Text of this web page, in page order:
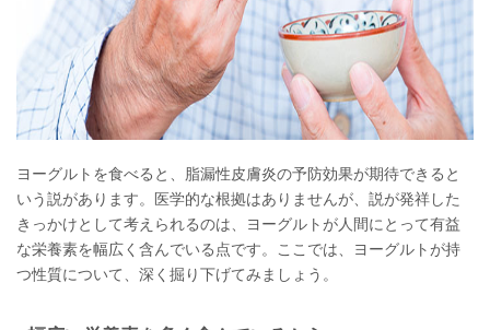
ヨーグルトを食べると、脂漏性皮膚炎の予防効果が期待できると
いう説があります。医学的な根拠はありませんが、説が発祥した
きっかけとして考えられるのは、ヨーグルトが人間にとって有益
な栄養素を幅広く含んでいる点です。ここでは、ヨーグルトが持
つ性質について、深く掘り下げてみましょう。